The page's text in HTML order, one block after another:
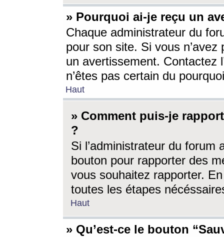
» Pourquoi ai-je reçu un
Chaque administrateur du
pour son site. Si vous
un avertissement. Contactez
n’êtes pas certain du
Haut
» Comment puis-je
?
Si l’administrateur du forum
bouton pour rapporter des
vous souhaitez rapporter.
toutes les étapes
Haut
» Qu’est-ce le bouton